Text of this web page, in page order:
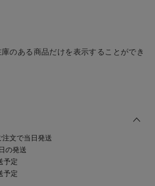
のある商品だけを表示することができ
注文で当日発送
の発送
予定
予定